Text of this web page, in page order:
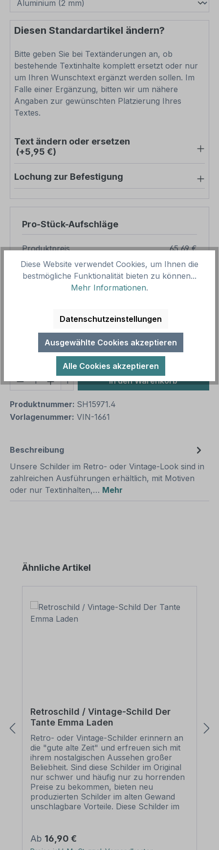
Diesen Standardartikel ändern?
Bitte geben Sie bei Textänderungen an, ob
bestehende Textinhalte komplett ersetzt oder nur
um Ihren Wunschtext ergänzt werden sollen. Im
Falle einer Ergänzung, bitten wir um nähere
Angaben zur gewünschten Platzierung Ihres
Textes.
Text ändern oder ersetzen
(+5,95 €)
Lochung zur Befestigung
Pro-Stück-Aufschläge
Produktpreis
65,69 €
Zwischensumme
65,69 €
Zusammenfassung
Preise inkl. MwSt. zzgl. Versandkosten
Aufgrund von Neuberechnungen im Warenkorb sind
abweichende Endpreise möglich.
Produkt Anzahl: Gib den gewünschten
1 In den Warenkorb
Produktnummer: SH15971.4
Vorlagenummer: VIN-1661
Beschreibung
Unsere Schilder im Retro- oder Vintage-Look sind in
zahlreichen Ausführungen erhältlich, mit Motiven
oder nur Textinhalten,… Mehr
Produktgalerie überspringen
Ähnliche Artikel
Retroschild / Vintage-Schild Der
Tante Emma Laden
Retro- oder Vintage-Schilder erinnern an
die "gute alte Zeit" und erfreuen sich mit
ihrem nostalgischen Aussehen großer
Beliebheit. Sind diese Schilder im Original
nur schwer und häufig nur zu horrenden
Preise zu bekommen, bieten neu
produzierten Schilder im alten Gewand
unschlagbare Vorteile. Diese Schilder im
Motiven oder nur Textinhalten, die je nach
Artikel individuallisiert werden können. Die
Regulärer Preis:
Ab 16,90 €
Diese Website verwendet Cookies, um Ihnen die
bestmögliche Funktionalität bieten zu können...
Mehr Informationen.
Datenschutzeinstellungen
Ausgewählte Cookies akzeptieren
Alle Cookies akzeptieren